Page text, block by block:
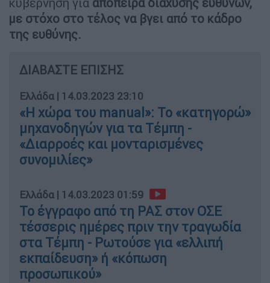
με στόχο στο τέλος να βγει από το κάδρο
της ευθύνης.
ΔΙΑΒΑΣΤΕ ΕΠΙΣΗΣ
Ελλάδα | 14.03.2023 23:10
«Η χώρα του manual»: Το «κατηγορώ»
μηχανοδηγών για τα Τέμπη -
«Διαρροές και μονταρισμένες
συνομιλίες»
Ελλάδα | 14.03.2023 01:59
Το έγγραφο από τη ΡΑΣ στον ΟΣΕ
τέσσερις ημέρες πριν την τραγωδία
στα Τέμπη - Ρωτούσε για «ελλιπή
εκπαίδευση» ή «κόπωση
προσωπικού»